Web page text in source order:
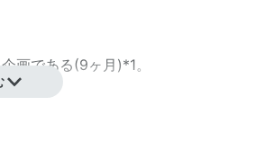
画である(9ヶ月)*1。